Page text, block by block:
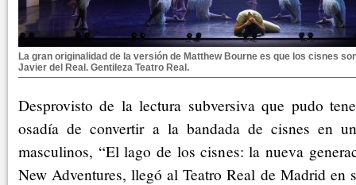
La gran originalidad de la versión de Matthew Bourne es que los cisnes
Javier del Real. Gentileza Teatro Real.
Desprovisto de la lectura subversiva que pudo
osadía de convertir a la bandada de cisnes en
masculinos, “El lago de los cisnes: la nueva
New Adventures, llegó al Teatro Real de Madrid en